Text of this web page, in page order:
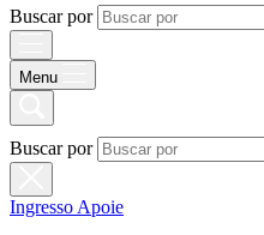
Buscar por
Menu
Buscar por
Ingresso Apoie